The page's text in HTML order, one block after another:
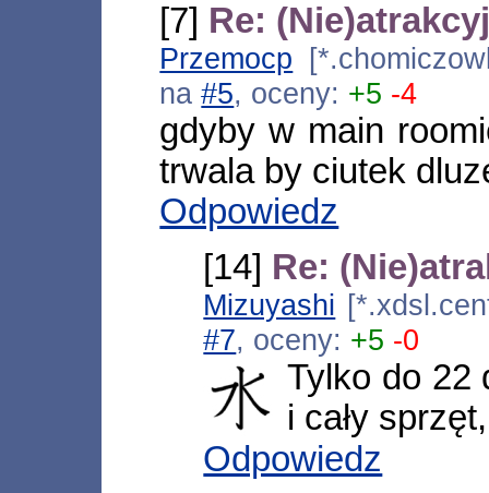
[7] Re:
Przemocp
na#5, oceny: +5 -4
gdyby w main
trwala by ciutek
Odpowiedz
[14] Re:
Mizuyashi
#7, oceny: +5 -0
Tylko do 22
i cały
Odpowiedz